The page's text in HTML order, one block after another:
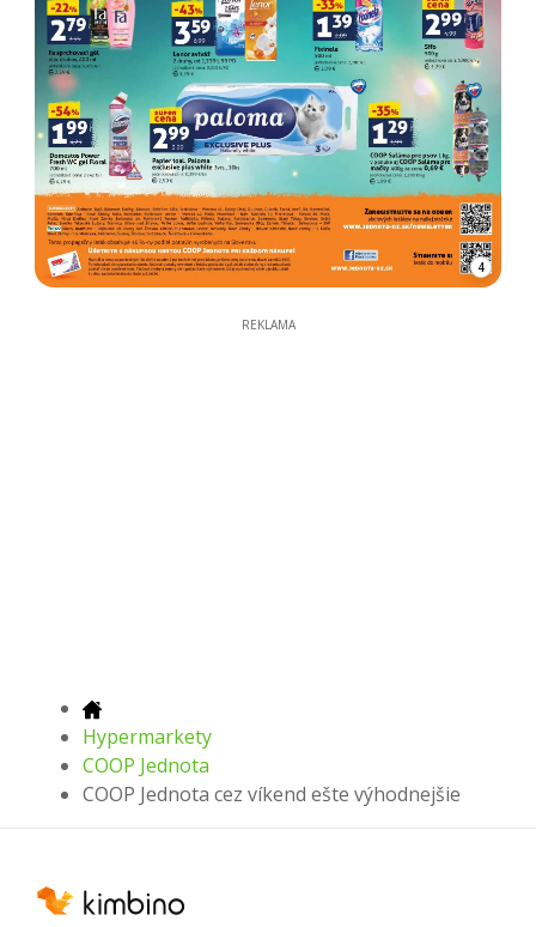
4
REKLAMA
Hypermarkety
COOP Jednota
COOP Jednota cez víkend ešte výhodnejšie